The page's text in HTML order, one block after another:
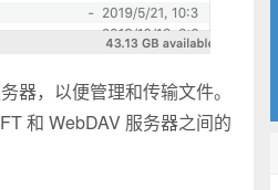
器，以便管理和传输文件。
和 WebDAV 服务器之间的